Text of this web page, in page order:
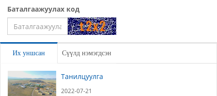
Баталгаажуулах код
Их уншсан Сүүлд нэмэгдсэн
Танилцуулга
2022-07-21